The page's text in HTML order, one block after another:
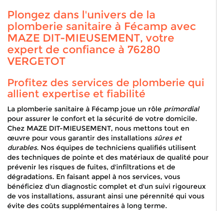
Plongez dans l'univers de la
plomberie sanitaire à Fécamp avec
MAZE DIT-MIEUSEMENT, votre
expert de confiance à 76280
VERGETOT
Profitez des services de plomberie qui
allient expertise et fiabilité
La plomberie sanitaire à Fécamp joue un rôle primordial
pour assurer le confort et la sécurité de votre domicile.
Chez MAZE DIT-MIEUSEMENT, nous mettons tout en
œuvre pour vous garantir des installations sûres et
durables. Nos équipes de techniciens qualifiés utilisent
des techniques de pointe et des matériaux de qualité pour
prévenir les risques de fuites, d'infiltrations et de
dégradations. En faisant appel à nos services, vous
bénéficiez d'un diagnostic complet et d'un suivi rigoureux
de vos installations, assurant ainsi une pérennité qui vous
évite des coûts supplémentaires à long terme.